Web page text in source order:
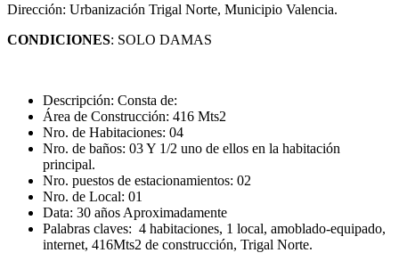
Dirección: Urbanización Trigal Norte, Municipio Valencia.
CONDICIONES: SOLO DAMAS
Descripción: Consta de:
Área de Construcción: 416 Mts2
Nro. de Habitaciones: 04
Nro. de baños: 03 Y 1/2 uno de ellos en la habitación
principal.
Nro. puestos de estacionamientos: 02
Nro. de Local: 01
Data: 30 años Aproximadamente
Palabras claves: 4 habitaciones, 1 local, amoblado-equipado,
internet, 416Mts2 de construcción, Trigal Norte.